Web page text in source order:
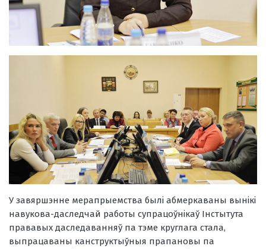
У завяршэнне мерапрыемства былі абмеркаваны вынікі
навукова-даследчай работы супрацоўнікаў Інстытута
прававых даследаванняў па тэме круглага стала,
выпрацаваны канструктыўныя прапановы па